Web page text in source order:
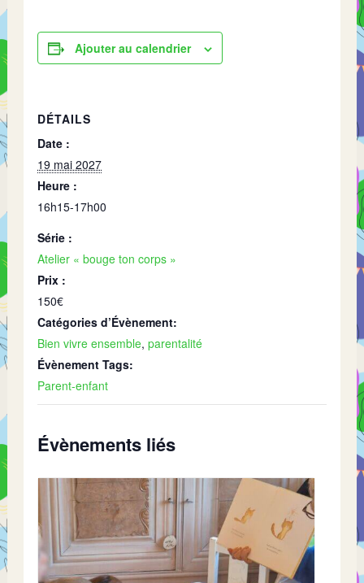
Ajouter au calendrier
DÉTAILS
Date :
19 mai 2027
Heure :
16h15-17h00
Série :
Atelier « bouge ton corps »
Prix :
150€
Catégories d’Évènement:
Bien vivre ensemble,parentalité
Évènement Tags:
Parent-enfant
Évènements liés